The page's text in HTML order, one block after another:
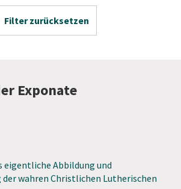
Filter zurücksetzen
Exponate